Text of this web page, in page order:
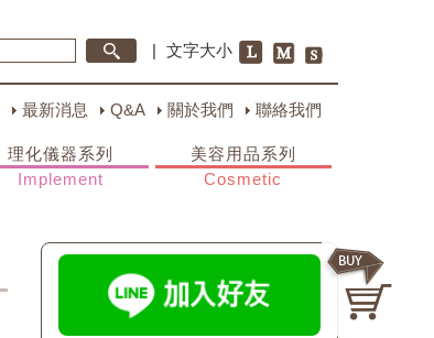
| 文字大小
最新消息 Q&A 關於我們 聯絡我們
理化儀器系列
Implement
美容用品系列
Cosmetic